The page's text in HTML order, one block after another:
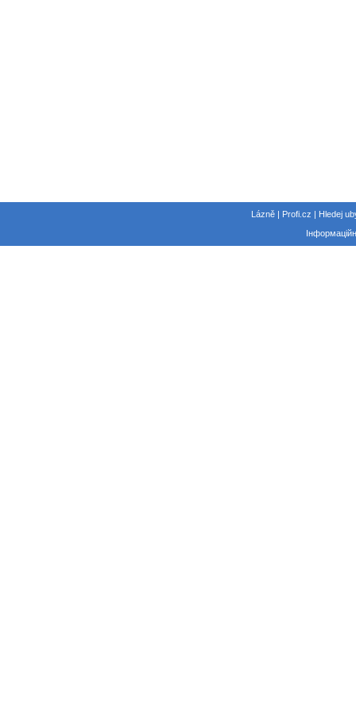
Lázně | Profi.cz | Hledej